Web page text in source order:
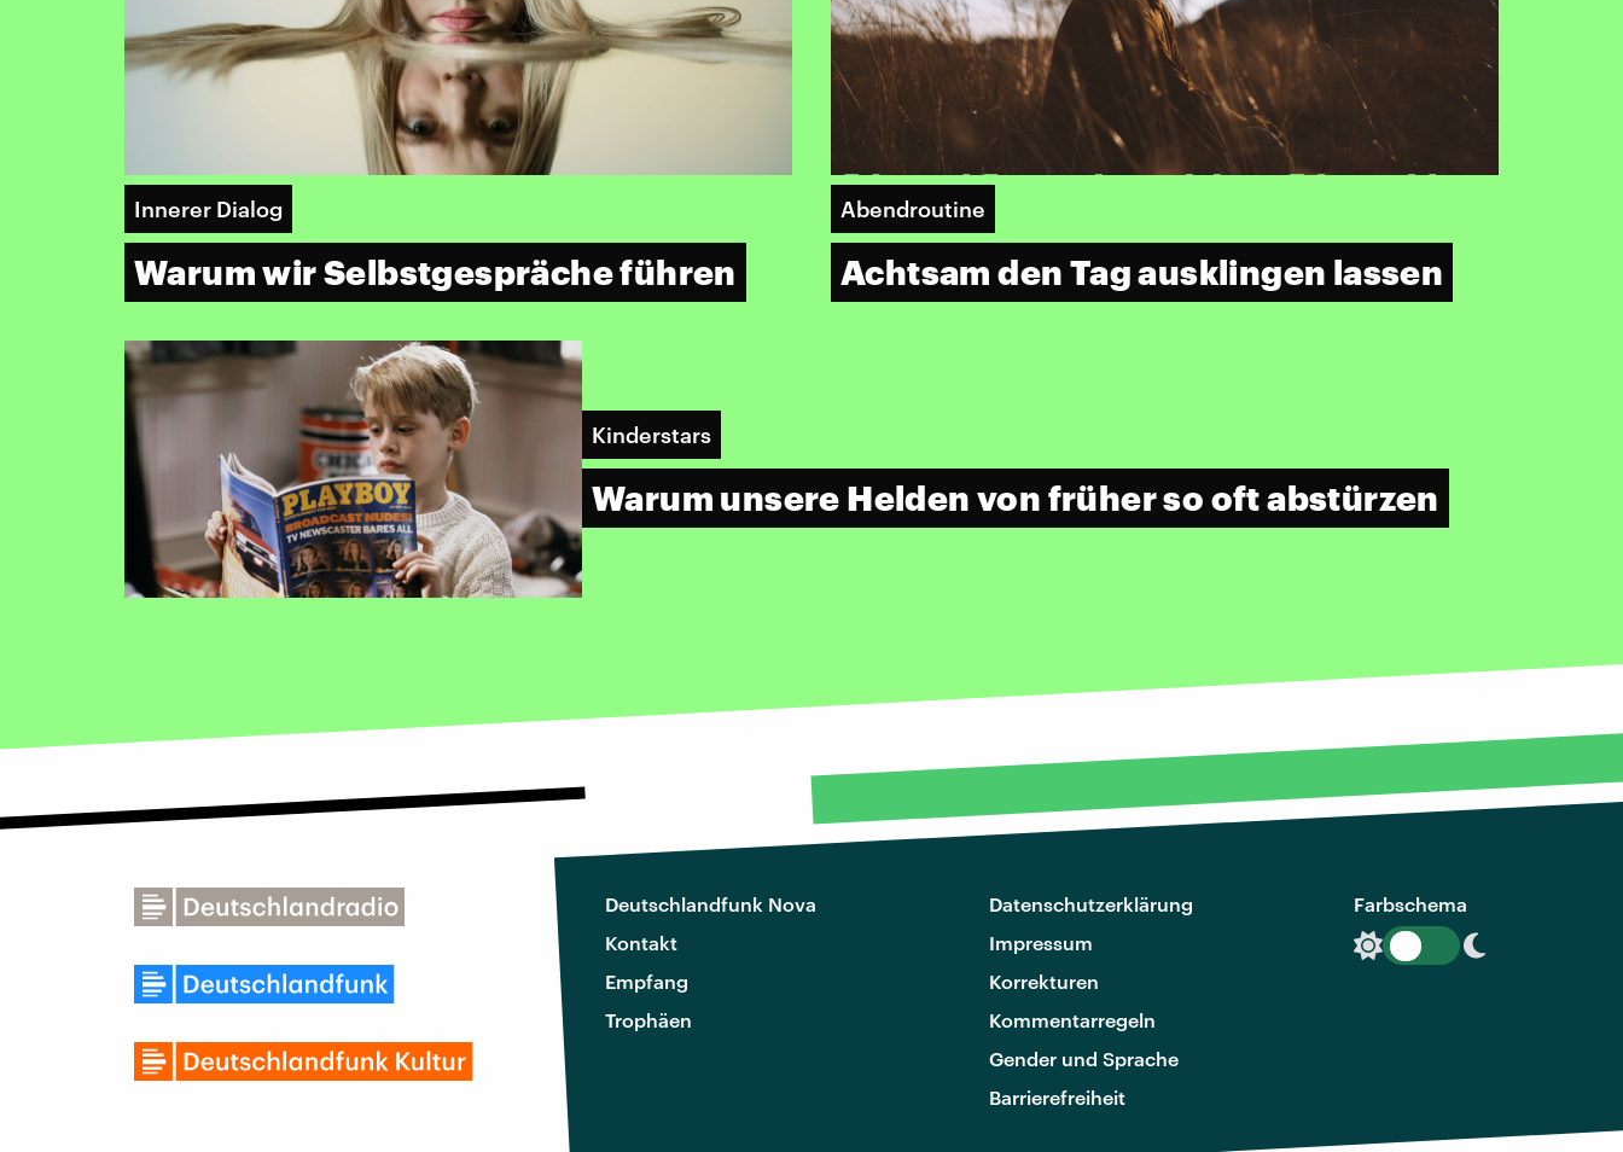
Innerer Dialog
Warum wir Selbstgespräche führen
Abendroutine
Achtsam den Tag ausklingen lassen
Kinderstars
Warum unsere Helden von früher so oft abstürzen
Deutschlandfunk Nova
Kontakt
Empfang
Trophäen
Datenschutzerklärung
Impressum
Korrekturen
Kommentarregeln
Gender und Sprache
Barrierefreiheit
Farbschema